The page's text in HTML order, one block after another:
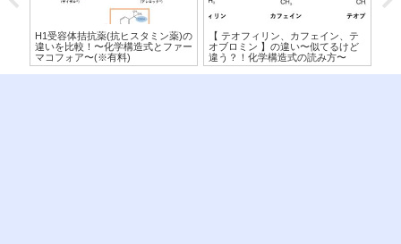
H1受容体拮抗薬(抗ヒスタミン薬)の
違いを比較！〜化学構造式とファー
マコフォア〜(※有料)
【 テオフィリン、カフェイン、テ
オブロミン 】の違い〜似てるけど
違う？！化学構造式の読み方〜